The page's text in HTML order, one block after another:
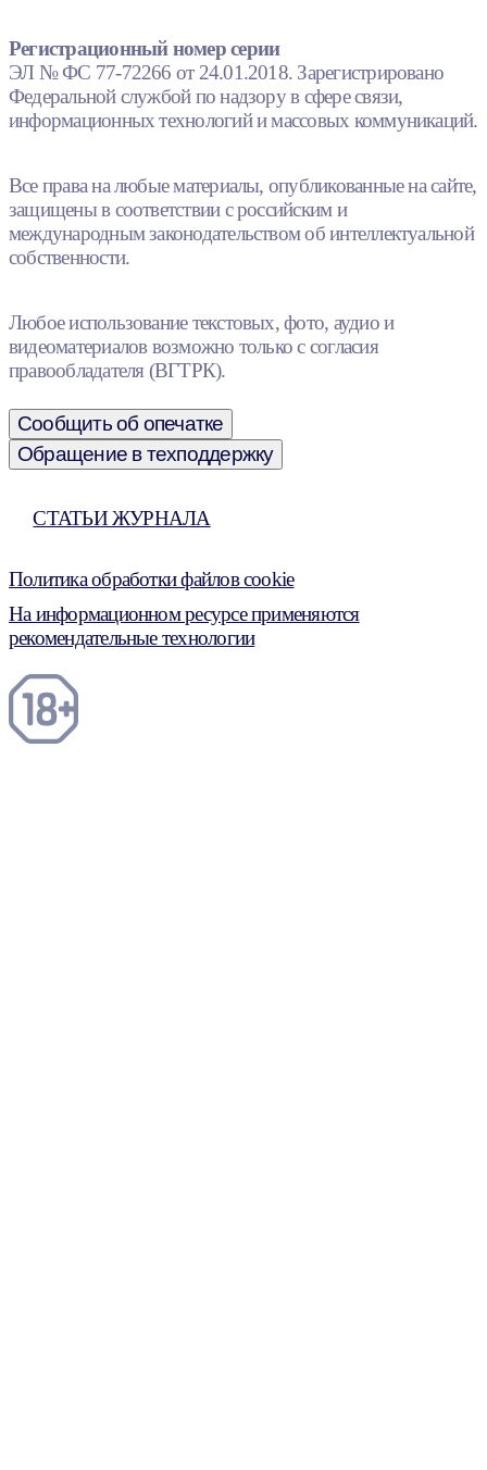
Регистрационный номер серии
ЭЛ № ФС 77-72266 от 24.01.2018. Зарегистрировано
Федеральной службой по надзору в сфере связи,
информационных технологий и массовых коммуникаций.
Все права на любые материалы, опубликованные на сайте,
защищены в соответствии с российским и
международным законодательством об интеллектуальной
собственности.
Любое использование текстовых, фото, аудио и
видеоматериалов возможно только с согласия
правообладателя (ВГТРК).
Сообщить об опечатке
Обращение в техподдержку
СТАТЬИ ЖУРНАЛА
Политика обработки файлов cookie
На информационном ресурсе применяются
рекомендательные технологии